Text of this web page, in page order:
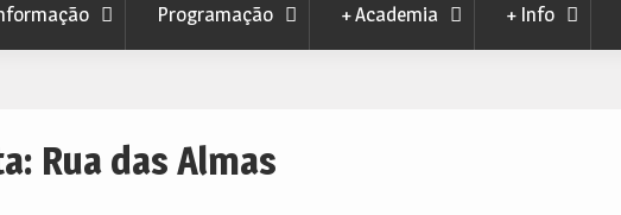
Programação + Academia + Info
Rua das Almas